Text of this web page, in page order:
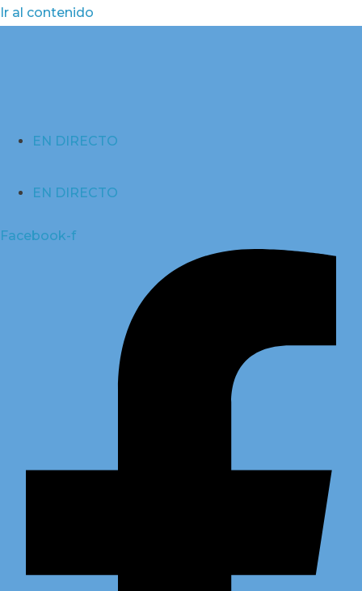
Ir al contenido
EN DIRECTO
EN DIRECTO
Facebook-f